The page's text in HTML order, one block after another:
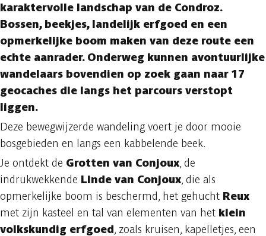
karaktervolle landschap van de Condroz.
Bossen, beekjes, landelijk erfgoed en een
opmerkelijke boom maken van deze route een
echte aanrader. Onderweg kunnen avontuurlijke
wandelaars bovendien op zoek gaan naar 17
geocaches die langs het parcours verstopt
liggen.
Deze bewegwijzerde wandeling voert je door mooie
bosgebieden en langs een kabbelende beek.
Je ontdekt de Grotten van Conjoux , de
indrukwekkende Linde van Conjoux , die als
opmerkelijke boom is beschermd, het gehucht Reux
met zijn kasteel en tal van elementen van het klein
volkskundig erfgoed , zoals kruisen, kapelletjes, een